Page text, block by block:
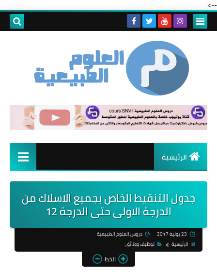
-->
الرئيسية
جدول التنقيط الخاص بجميع الاسلاك من
الدرجة الاولى حتى الدرجة 12
دروس العلوم الطبيعية
الرئيسية
توظيف ووثائق
الخط